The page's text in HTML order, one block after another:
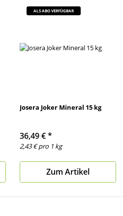
ALS ABO VERFÜGBAR
Josera Joker Mineral 15 kg
36,49 €*
2,43 € pro 1 kg
Zum Artikel